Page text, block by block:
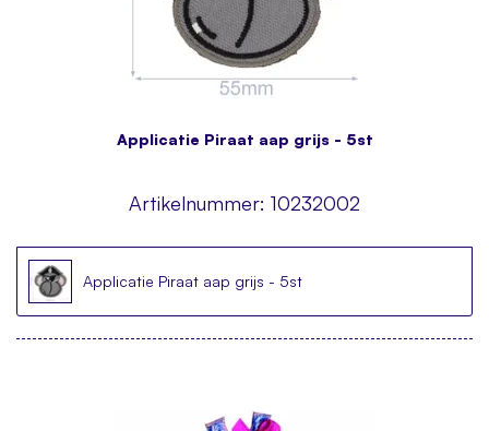
Applicatie Piraat aap grijs - 5st
Artikelnummer: 10232002
Applicatie Piraat aap grijs - 5st